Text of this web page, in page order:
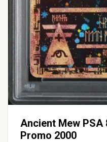
Ancient Mew PSA
Promo 2000